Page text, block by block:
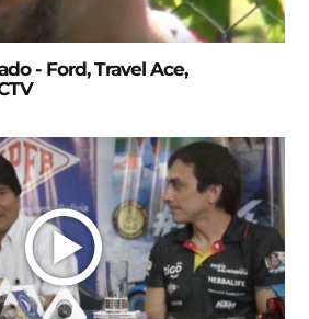
- Ford, Travel Ace,